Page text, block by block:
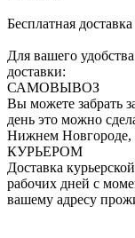
Бесплатная
Для вашего
доставки:
САМОВЫВОЗ
Вы можете забрать
день это можно
Нижнем Новгороде,
КУРЬЕРОМ
Доставка
рабочих дней с
вашему адресу